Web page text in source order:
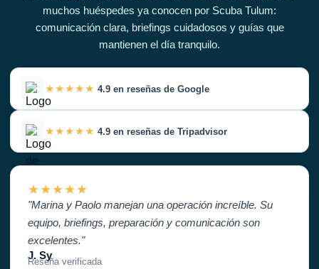
muchos huéspedes ya conocen por Scuba Tulum:
comunicación clara, briefings cuidadosos y guías que
mantienen el día tranquilo.
★★★★★ 4.9 en reseñas de Google
★★★★★ 4.9 en reseñas de Tripadvisor
★★★★★
"Marina y Paolo manejan una operación increíble. Su
equipo, briefings, preparación y comunicación son
excelentes."
J. Sy
Reseña verificada